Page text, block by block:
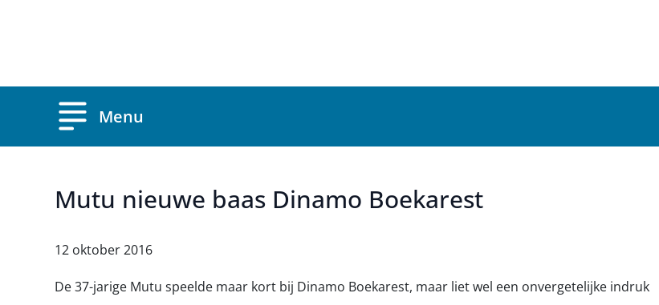
Menu
Mutu nieuwe baas Dinamo Boekarest
12 oktober 2016
De 37-jarige Mutu speelde maar kort bij Dinamo Boekarest, maar liet wel een onvergetelijke indruk